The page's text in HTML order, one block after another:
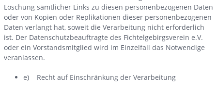
Löschung sämtlicher Links zu diesen personenbezogenen Daten
oder von Kopien oder Replikationen dieser personenbezogenen
Daten verlangt hat, soweit die Verarbeitung nicht erforderlich
ist. Der Datenschutzbeauftragte des Fichtelgebirgsverein e.V.
oder ein Vorstandsmitglied wird im Einzelfall das Notwendige
veranlassen.
e) Recht auf Einschränkung der Verarbeitung